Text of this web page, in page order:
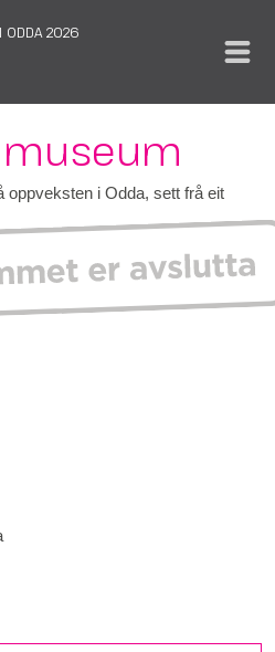
I ODDA 2026
oppveksten i Odda, sett frå eit